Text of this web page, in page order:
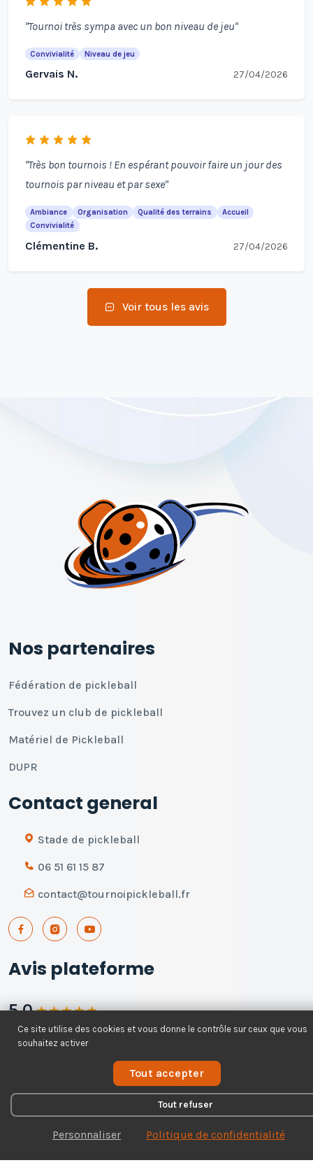
"Tournoi très sympa avec un bon niveau de jeu"
Convivialité Niveau de jeu
Gervais N. 27/04/2026
"Très bon tournois ! En espérant pouvoir faire un jour des
tournois par niveau et par sexe"
Ambiance Organisation Qualité des terrains
Accueil
Convivialité
Clémentine B. 27/04/2026
Voir tous les avis
Nos partenaires
Fédération de pickleball
Trouvez un club de pickleball
Matériel de Pickleball
DUPR
Contact general
Stade de pickleball
06 51 61 15 87
contact@tournoipickleball.fr
Avis plateforme
5.0★★★★★
Ce site utilise des cookies et vous donne le contrôle sur ceux que vous
souhaitez activer
Tout accepter
Tout refuser
Personnaliser Politique de confidentialité